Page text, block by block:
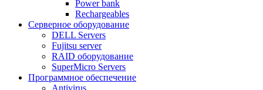
Power bank
Rechargeables
Серверное оборудование
DELL Servers
Fujitsu server
RAID оборудование
SuperMicro Servers
Программное обеспечение
Antivirus